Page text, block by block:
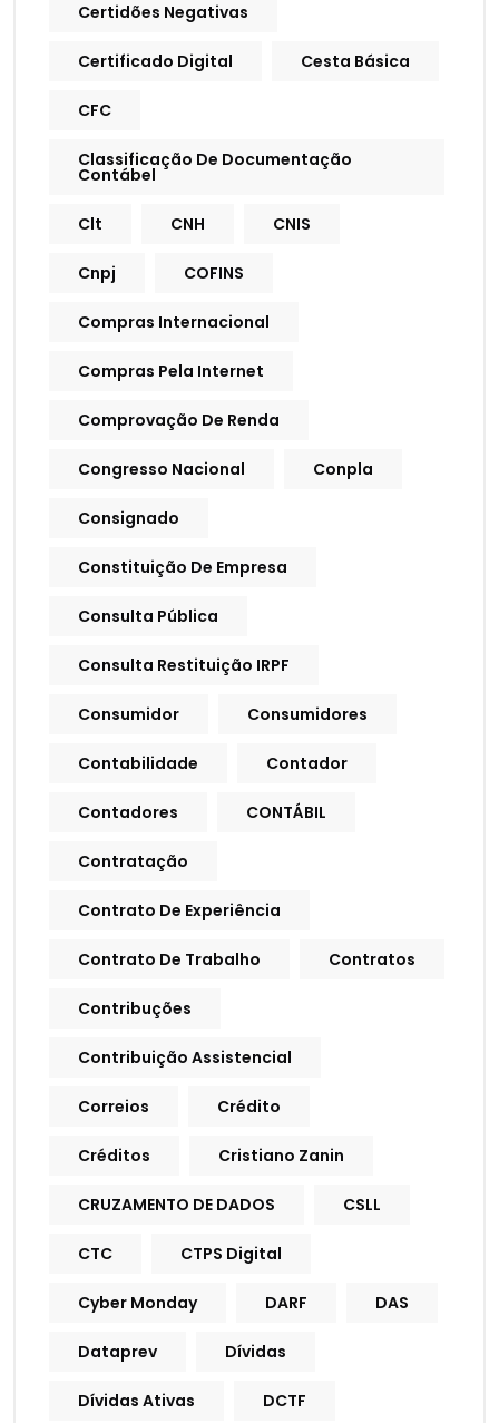
Certidões Negativas
Certificado Digital Cesta Básica
CFC
Classificação De Documentação
Contábel
Clt CNH CNIS
Cnpj COFINS
Compras Internacional
Compras Pela Internet
Comprovação De Renda
Congresso Nacional Conpla
Consignado
Constituição De Empresa
Consulta Pública
Consulta Restituição IRPF
Consumidor Consumidores
Contabilidade Contador
Contadores CONTÁBIL
Contratação
Contrato De Experiência
Contrato De Trabalho Contratos
Contribuções
Contribuição Assistencial
Correios Crédito
Créditos Cristiano Zanin
CRUZAMENTO DE DADOS CSLL
CTC CTPS Digital
Cyber Monday DARF DAS
Dataprev Dívidas
Dívidas Ativas DCTF